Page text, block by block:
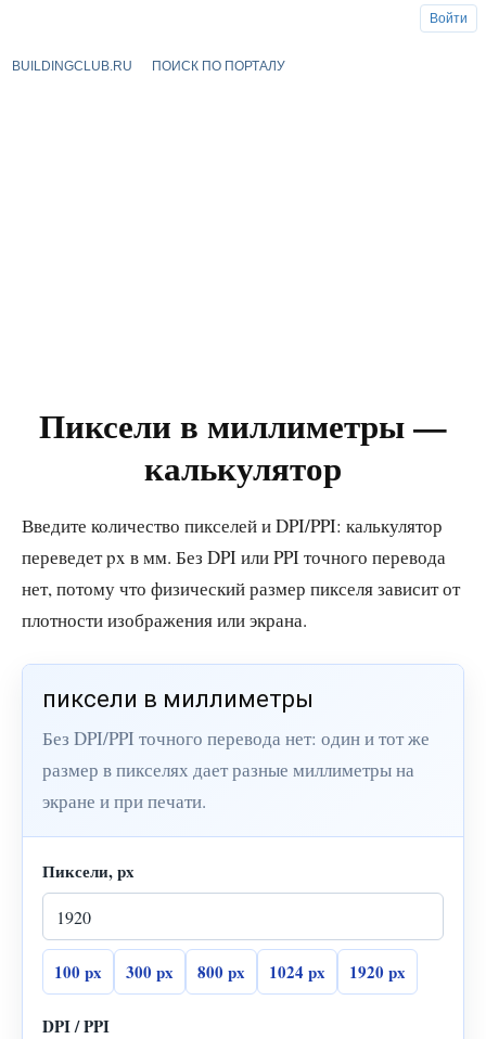
BUILDINGCLUB.RU ПОИСК ПО ПОРТАЛУ
Пиксели в миллиметры —
калькулятор
Введите количество пикселей и DPI/PPI: калькулятор
переведет px в мм. Без DPI или PPI точного перевода
нет, потому что физический размер пикселя зависит от
плотности изображения или экрана.
пиксели в миллиметры
Без DPI/PPI точного перевода нет: один и тот же
размер в пикселях дает разные миллиметры на
экране и при печати.
Пиксели, px
100 px 300 px 800 px 1024 px 1920 px
DPI / PPI
Войти